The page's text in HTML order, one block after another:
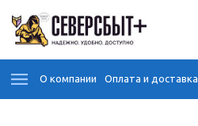
О компании Оплата и доставка